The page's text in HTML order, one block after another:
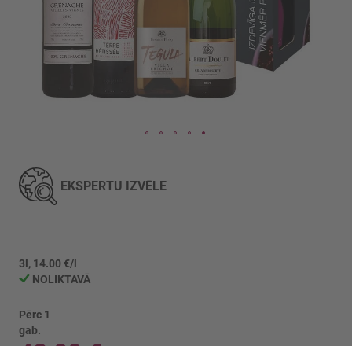
uz
galerijas
sākumu
EKSPERTU IZVĒLE
3l, 14.00 €/l
NOLIKTAVĀ
Pērc 1
gab.